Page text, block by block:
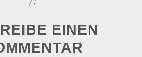
EINEN